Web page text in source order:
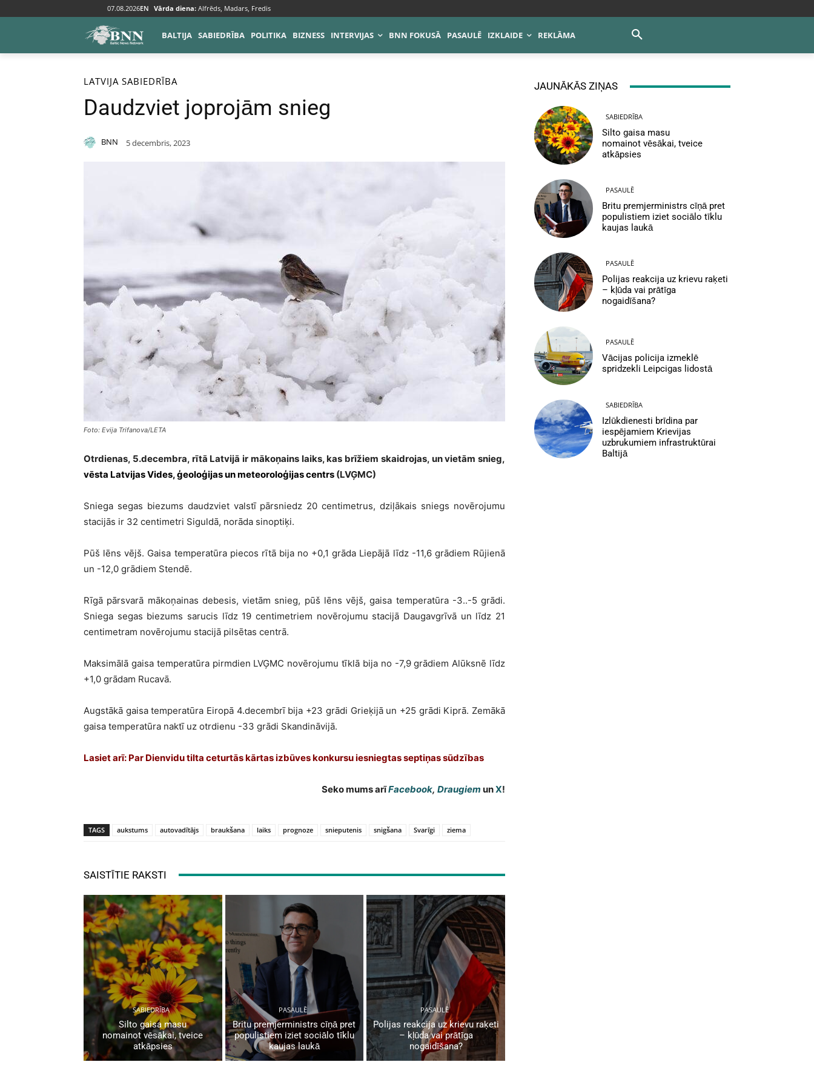
07.08.2026EN Vārda diena: Alfrēds, Madars, Fredis
BALTIJA SABIEDRĪBA POLITIKA BIZNESS INTERVIJAS BNN FOKUSĀ PASAULĒ IZKLAIDE REKLĀMA
Sākums Baltija Latvija
LATVIJA SABIEDRĪBA
Daudzviet joprojām snieg
BNN 5 decembris, 2023
Foto: Evija Trifanova/LETA
Otrdienas, 5.decembra, rītā Latvijā ir mākoņains laiks, kas brīžiem skaidrojas, un vietām snieg,
vēsta Latvijas Vides, ģeoloģijas un meteoroloģijas centrs (LVĢMC)
Sniega segas biezums daudzviet valstī pārsniedz 20 centimetrus, dziļākais sniegs novērojumu
stacijās ir 32 centimetri Siguldā, norāda sinoptiķi.
Pūš lēns vējš. Gaisa temperatūra piecos rītā bija no +0,1 grāda Liepājā līdz -11,6 grādiem Rūjienā
un -12,0 grādiem Stendē.
Rīgā pārsvarā mākoņainas debesis, vietām snieg, pūš lēns vējš, gaisa temperatūra -3..-5 grādi.
Sniega segas biezums sarucis līdz 19 centimetriem novērojumu stacijā Daugavgrīvā un līdz 21
centimetram novērojumu stacijā pilsētas centrā.
Maksimālā gaisa temperatūra pirmdien LVĢMC novērojumu tīklā bija no -7,9 grādiem Alūksnē līdz
+1,0 grādam Rucavā.
Augstākā gaisa temperatūra Eiropā 4.decembrī bija +23 grādi Grieķijā un +25 grādi Kiprā. Zemākā
gaisa temperatūra naktī uz otrdienu -33 grādi Skandināvijā.
Lasiet arī: Par Dienvidu tilta ceturtās kārtas izbūves konkursu iesniegtas septiņas sūdzības
Seko mums arīFacebook, Draugiem unX!
TAGS aukstums autovadītājs braukšana laiks prognoze snieputenis snigšana Svarīgi ziema
SAISTĪTIE RAKSTI
SABIEDRĪBA
Silto gaisa masu
nomainot vēsākai, tveice
atkāpsies
PASAULĒ
Britu premjerministrs cīņā pret
populistiem iziet sociālo tīklu
kaujas laukā
PASAULĒ
Polijas reakcija uz krievu raķeti
– kļūda vai prātīga
nogaidīšana?
JAUNĀKĀS ZIŅAS
SABIEDRĪBA
Silto gaisa masu
nomainot vēsākai, tveice
atkāpsies
PASAULĒ
Britu premjerministrs cīņā pret
populistiem iziet sociālo tīklu
kaujas laukā
PASAULĒ
Polijas reakcija uz krievu raķeti
– kļūda vai prātīga
nogaidīšana?
PASAULĒ
Vācijas policija izmeklē
spridzekli Leipcigas lidostā
SABIEDRĪBA
Izlūkdienesti brīdina par
iespējamiem Krievijas
uzbrukumiem infrastruktūrai
Baltijā